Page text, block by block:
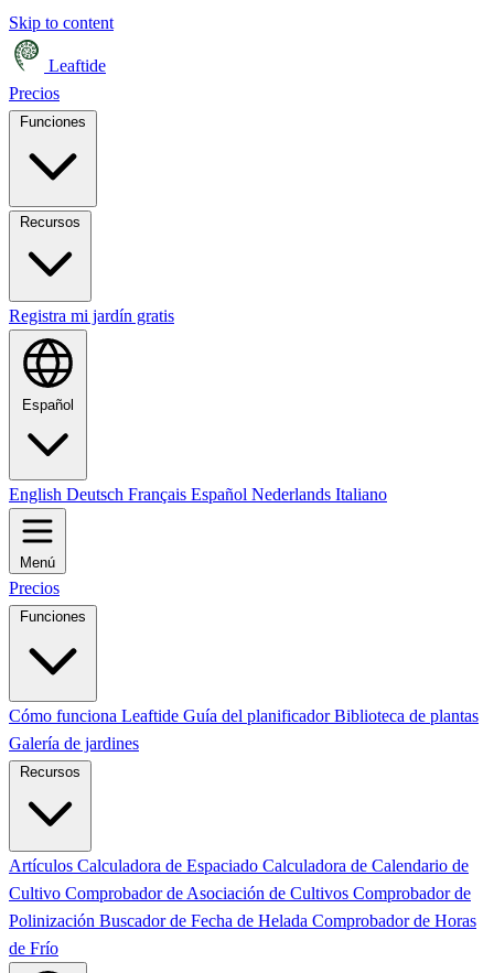
Skip to content
Leaftide
Precios
Registra mi jardín gratis
Español
English Deutsch Français Español Nederlands Italiano
Menú
Precios
Funciones
Cómo funciona Leaftide Guía del planificadorBiblioteca de plantas
Galería de jardines
Recursos
Artículos Calculadora de Espaciado Calculadora de Calendario de
Cultivo Comprobador de Asociación de Cultivos Comprobador de
Polinización Buscador de Fecha de Helada Comprobador de Horas
de Frío